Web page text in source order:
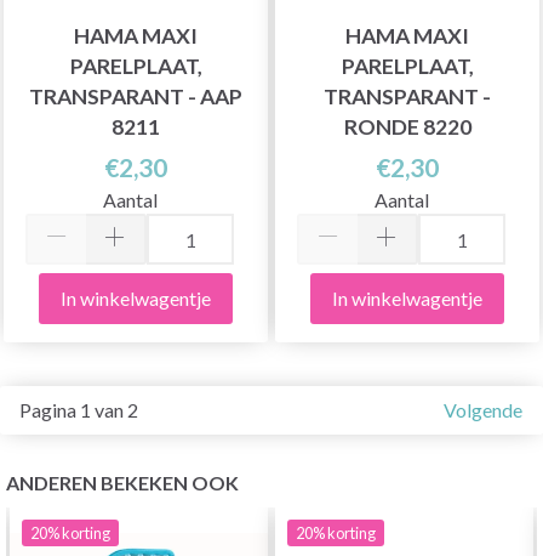
HAMA MAXI
PARELPLAAT,
TRANSPARANT - AAP
8211
€2,30
Aantal
In winkelwagentje
HAMA MAXI
PARELPLAAT,
TRANSPARANT -
RONDE 8220
€2,30
Aantal
In winkelwagentje
Pagina 1 van 2 Volgende
ANDEREN BEKEKEN OOK
20%korting 20%korting